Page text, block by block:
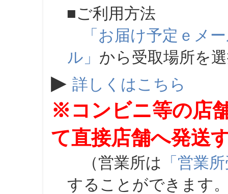
■ご利用方法
「お届け予定ｅメ
ル」 から受取場所を
▶ 詳しくはこちら
※コンビニ等の店
て直接店舗へ発送
（営業所は 「営業
することができます